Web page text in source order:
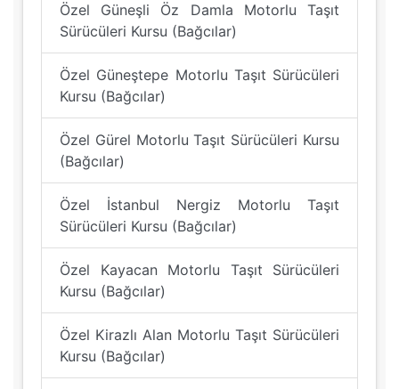
Özel Güneşli Öz Damla Motorlu Taşıt
Sürücüleri Kursu (Bağcılar)
Özel Güneştepe Motorlu Taşıt Sürücüleri
Kursu (Bağcılar)
Özel Gürel Motorlu Taşıt Sürücüleri Kursu
(Bağcılar)
Özel İstanbul Nergiz Motorlu Taşıt
Sürücüleri Kursu (Bağcılar)
Özel Kayacan Motorlu Taşıt Sürücüleri
Kursu (Bağcılar)
Özel Kirazlı Alan Motorlu Taşıt Sürücüleri
Kursu (Bağcılar)